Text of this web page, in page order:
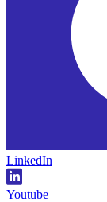
LinkedIn
Youtube